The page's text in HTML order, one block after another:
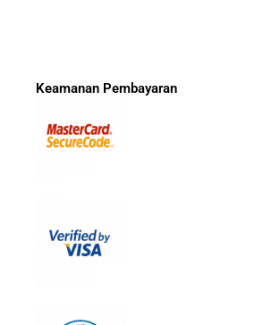
Keamanan Pembayaran